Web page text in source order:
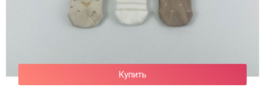
Купить